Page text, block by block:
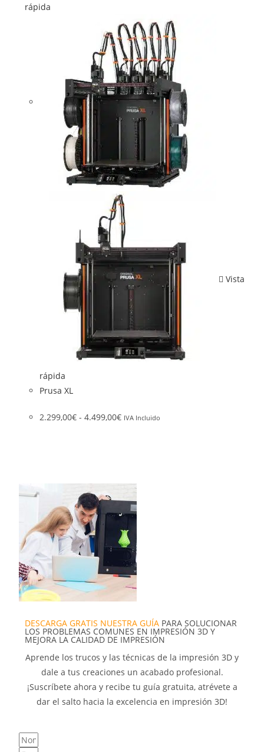
rápida
Vista
rápida
Prusa XL
2.299,00€ - 4.499,00€ IVA Incluido
DESCARGA GRATIS NUESTRA GUÍA PARA SOLUCIONAR
LOS PROBLEMAS COMUNES EN IMPRESIÓN 3D Y
MEJORA LA CALIDAD DE IMPRESIÓN
Aprende los trucos y las técnicas de la impresión 3D y
dale a tus creaciones un acabado profesional.
¡Suscríbete ahora y recibe tu guía gratuita, atrévete a
dar el salto hacia la excelencia en impresión 3D!